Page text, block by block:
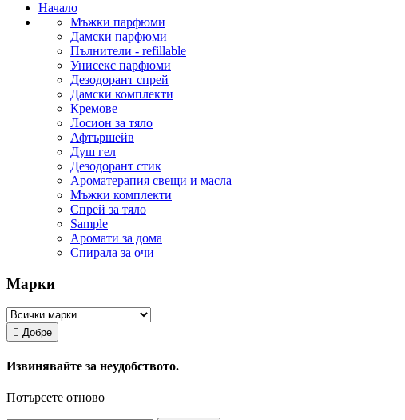
Начало
Мъжки парфюми
Дамски парфюми
Пълнители - refillable
Унисекс парфюми
Дезодорант спрей
Дамски комплекти
Кремове
Лосион за тяло
Афтършейв
Душ гел
Дезодорант стик
Ароматерапия свещи и масла
Мъжки комплекти
Спрей за тяло
Sample
Аромати за дома
Спирала за очи
Марки
 Добре
Извинявайте за неудобството.
Потърсете отново